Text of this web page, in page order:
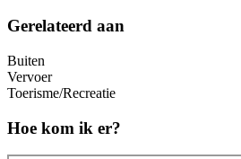
Gerelateerd aan
Buiten
Vervoer
Toerisme/Recreatie
Hoe kom ik er?